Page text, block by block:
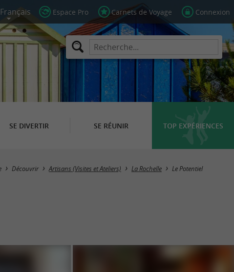
Espace Pro Carnets de Voyage Connexion
SE DIVERTIR SE RÉUNIR TOP EXPÉRIENCES
Découvrir Artisans (Visites et Ateliers) La Rochelle Le Potentiel